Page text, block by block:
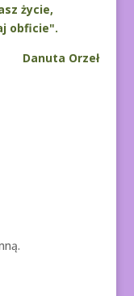
życie,
obficie".
Danuta Orzeł